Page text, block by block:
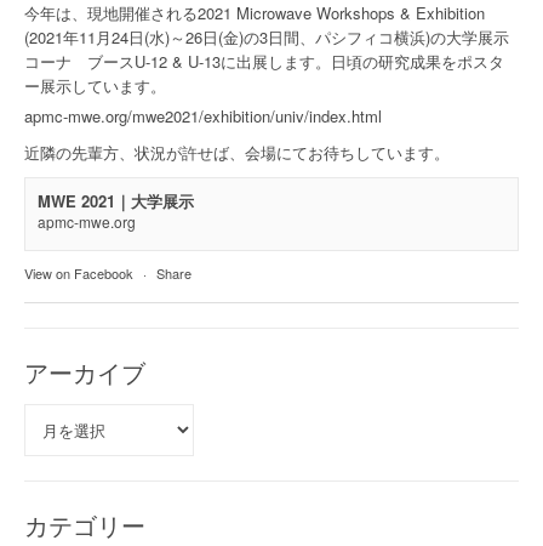
今年は、現地開催される2021 Microwave Workshops & Exhibition
(2021年11月24日(水)～26日(金)の3日間、パシフィコ横浜)の大学展示
コーナ ブースU-12 & U-13に出展します。日頃の研究成果をポスタ
ー展示しています。
apmc-mwe.org/mwe2021/exhibition/univ/index.html
近隣の先輩方、状況が許せば、会場にてお待ちしています。
MWE 2021｜大学展示
apmc-mwe.org
View on Facebook · Share
アーカイブ
カテゴリー